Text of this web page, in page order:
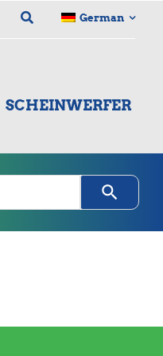
German
SCHEINWERFER